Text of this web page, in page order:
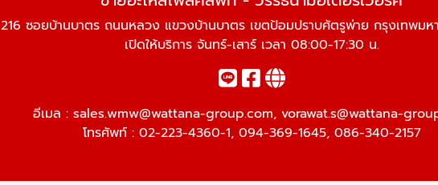
216 ซอยบ้านบาตร ถนนหลวง แขวงบ้านบาตร เขตป้อมปราบศัตรูพ่าย กรุงเทพมห
เปิดให้บริการ จันทร์-เสาร์ เวลา 08:00-17:30 น.
อีเมล : sales.wmw@wattana-group.com, vorawat.s@wattana-
โทรศัพท์ : 02-223-4360-1, 094-369-1645, 086-340-2157